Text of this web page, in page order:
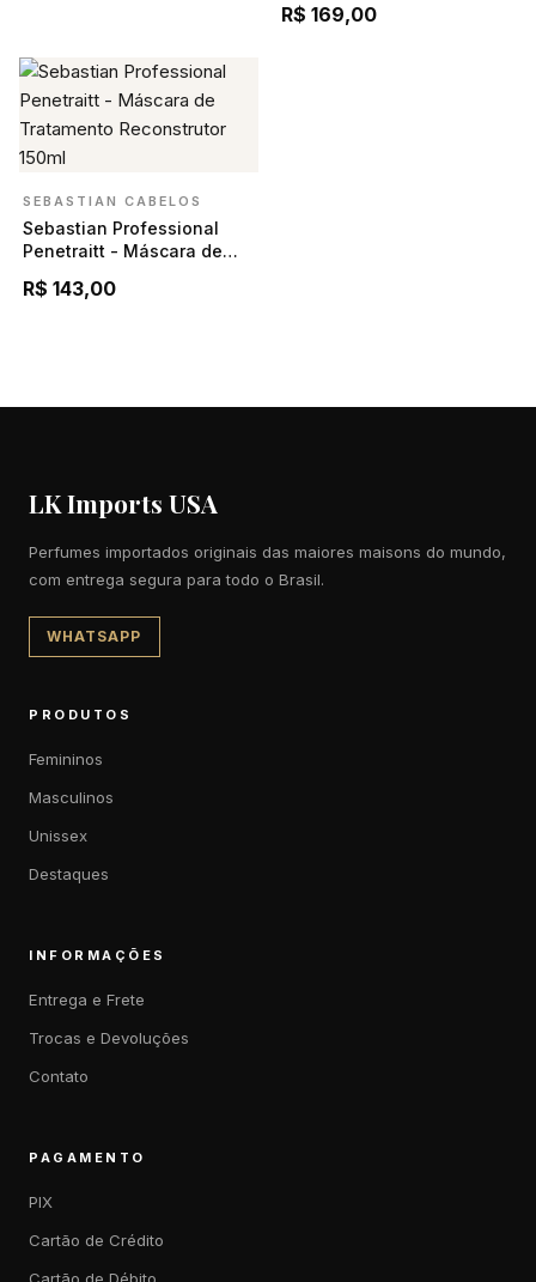
R$ 169,00
SEBASTIAN CABELOS
Sebastian Professional
Penetraitt - Máscara de
150ml
R$ 143,00
LK Imports USA
Perfumes importados originais das maiores maisons do mundo,
com entrega segura para todo o Brasil.
WHATSAPP
PRODUTOS
Femininos
Masculinos
Unissex
Destaques
INFORMAÇÕES
Entrega e Frete
Trocas e Devoluções
Contato
PAGAMENTO
PIX
Cartão de Crédito